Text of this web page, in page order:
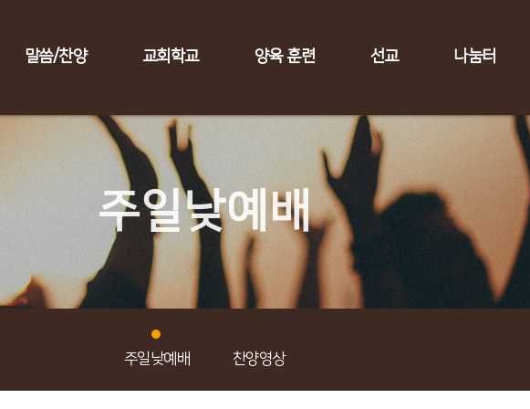
말씀/찬양 교회학교 양육 훈련 선교 나눔터
주일낮예배
주일낮예배 찬양영상